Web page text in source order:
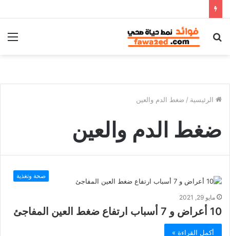
بحث
الرئيسية / ضغط الدم والعين
ضغط الدم والعين
صحة وتغذية
مايو 29, 2021
10 أعراض و 7 أسباب ارتفاع ضغط العين المفاجئ
أكمل القراءة »